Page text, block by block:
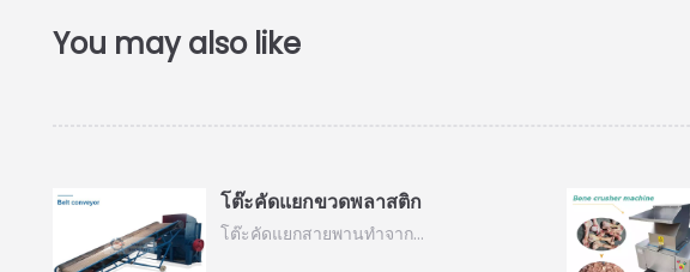
โต๊ะคัดแยกขวดพลาสติก
โต๊ะคัดแยกสายพานทำจาก…